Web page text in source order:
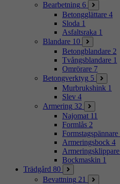
Bearbetning 6
Betongglättare 4
Sloda 1
Asfaltsraka 1
Blandare 10
Betongblandare 2
Tvångsblandare 1
Omrörare 7
Betongverktyg 5
Murbrukshink 1
Slev 4
Armering 32
Najomat 11
Formlås 2
Formstagspännare
Armeringsbock 4
Armeringsklippare
Bockmaskin 1
Trädgård 80
Bevattning 21